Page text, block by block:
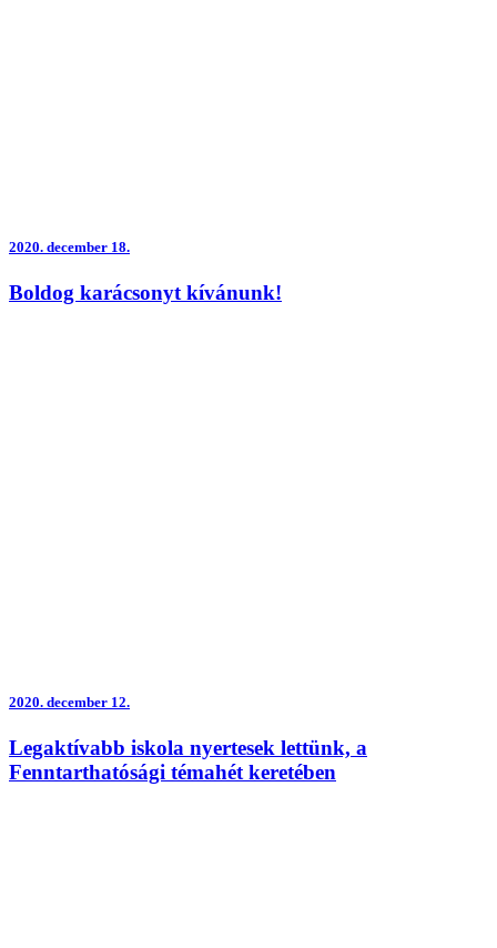
2020. december 18.
Boldog karácsonyt kívánunk!
2020. december 12.
Legaktívabb iskola nyertesek lettünk, a
Fenntarthatósági témahét keretében